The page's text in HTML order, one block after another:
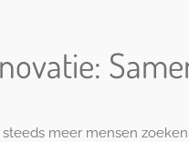
meer mensen